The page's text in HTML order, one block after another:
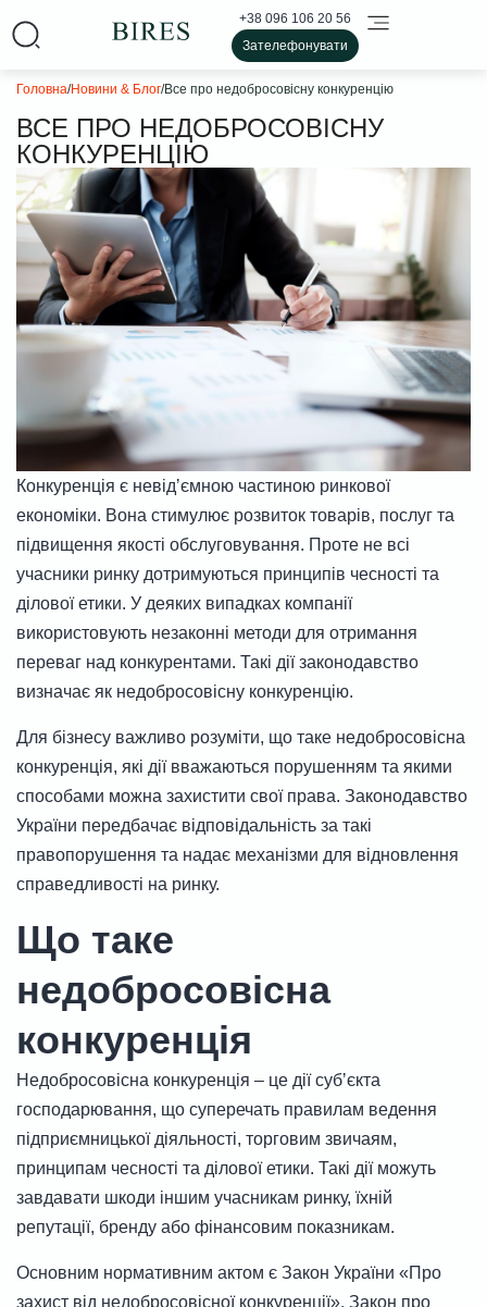
+38 096 106 20 56
Зателефонувати
Головна/Новини & Блог/Все про недобросовісну конкуренцію
ВСЕ ПРО НЕДОБРОСОВІСНУ
КОНКУРЕНЦІЮ
Конкуренція є невідʼємною частиною ринкової
економіки. Вона стимулює розвиток товарів, послуг та
підвищення якості обслуговування. Проте не всі
учасники ринку дотримуються принципів чесності та
ділової етики. У деяких випадках компанії
використовують незаконні методи для отримання
переваг над конкурентами. Такі дії законодавство
визначає як недобросовісну конкуренцію.
Для бізнесу важливо розуміти, що таке недобросовісна
конкуренція, які дії вважаються порушенням та якими
способами можна захистити свої права. Законодавство
України передбачає відповідальність за такі
правопорушення та надає механізми для відновлення
справедливості на ринку.
Що таке
недобросовісна
конкуренція
Недобросовісна конкуренція – це дії субʼєкта
господарювання, що суперечать правилам ведення
підприємницької діяльності, торговим звичаям,
принципам чесності та ділової етики. Такі дії можуть
завдавати шкоди іншим учасникам ринку, їхній
репутації, бренду або фінансовим показникам.
Основним нормативним актом є Закон України «Про
захист від недобросовісної конкуренції». Закон про